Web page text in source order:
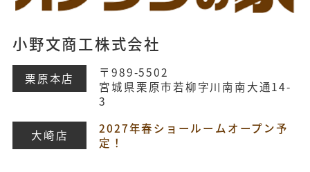
小野文商工株式会社
栗原本店
〒989-5502
宮城県栗原市若柳字川南南大通14-
3
大崎店
2027年春ショールームオープン予
定！